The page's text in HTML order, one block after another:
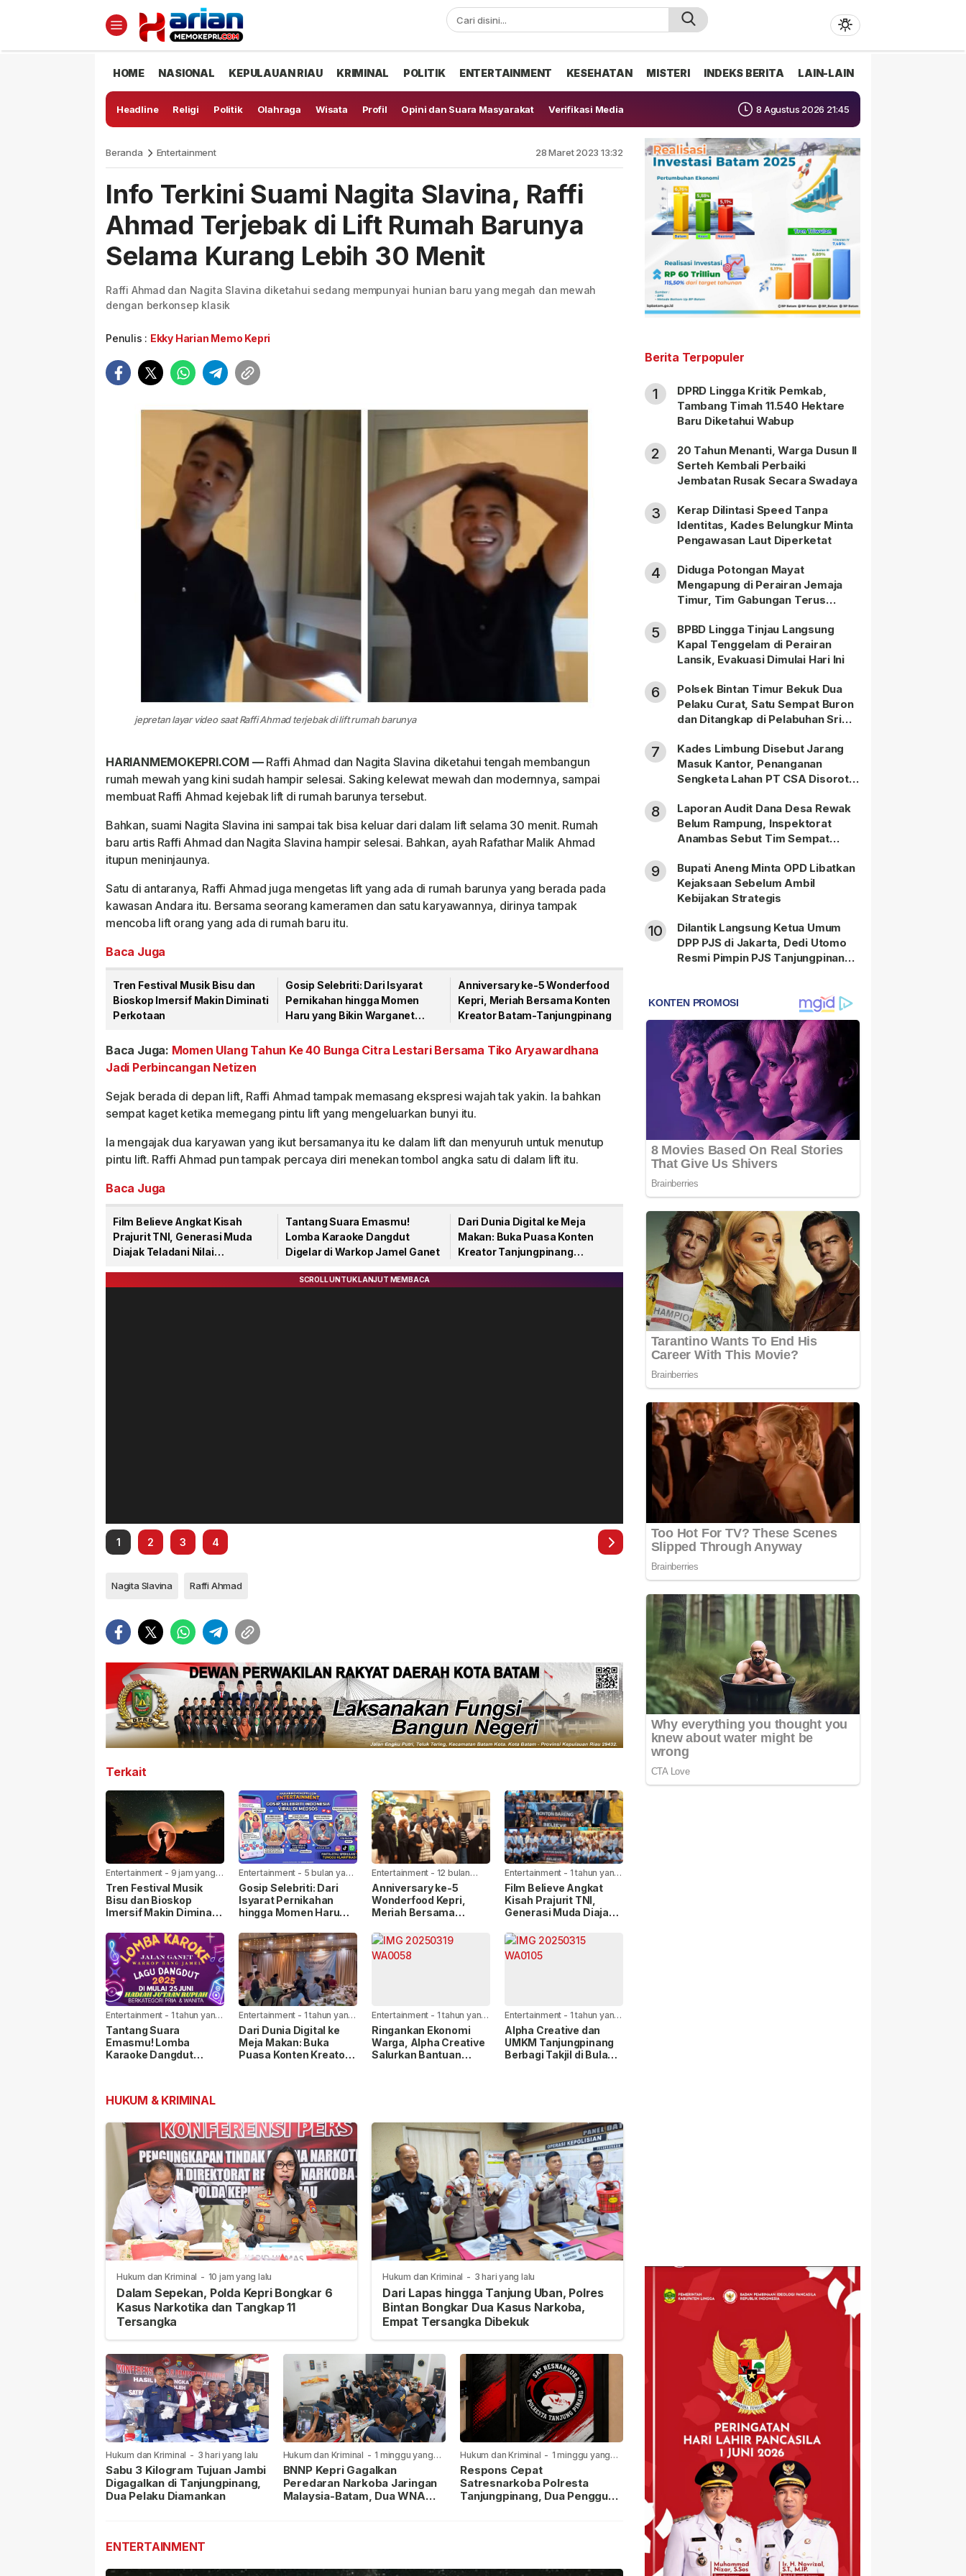
HOME NASIONAL KEPULAUAN RIAU KRIMINAL POLITIK ENTERTAINMENT KESEHATAN MISTERI INDEKS BERITA LAIN-LAIN
Headline Religi Politik Olahraga Wisata Profil Opini dan Suara Masyarakat Verifikasi Media 8 Agustus 2026 21:45
Beranda Entertainment 28 Maret 2023 13:32
Info Terkini Suami Nagita Slavina, Raffi
Ahmad Terjebak di Lift Rumah Barunya
Selama Kurang Lebih 30 Menit
Raffi Ahmad dan Nagita Slavina diketahui sedang mempunyai hunian baru yang megah dan mewah
dengan berkonsep klasik
Penulis : Ekky Harian Memo Kepri
jepretan layar video saat Raffi Ahmad terjebak di lift rumah barunya
HARIANMEMOKEPRI.COM —Raffi Ahmad dan Nagita Slavina diketahui tengah membangun
rumah mewah yang kini sudah hampir selesai. Saking kelewat mewah dan modernnya, sampai
membuat Raffi Ahmad kejebak lift di rumah barunya tersebut.
Bahkan, suami Nagita Slavina ini sampai tak bisa keluar dari dalam lift selama 30 menit. Rumah
baru artis Raffi Ahmad dan Nagita Slavina hampir selesai. Bahkan, ayah Rafathar Malik Ahmad
itupun meninjaunya.
Satu di antaranya, Raffi Ahmad juga mengetas lift yang ada di rumah barunya yang berada pada
kawasan Andara itu. Bersama seorang kameramen dan satu karyawannya, dirinya tampak
mencoba lift orang yang ada di rumah baru itu.
Baca Juga
Tren Festival Musik Bisu dan
Bioskop Imersif Makin Diminati
Perkotaan
Gosip Selebriti: Dari Isyarat
Pernikahan hingga Momen
Haru yang Bikin Warganet
Anniversary ke-5 Wonderfood
Kepri, Meriah Bersama Konten
Kreator Batam-Tanjungpinang
Baca Juga: Momen Ulang Tahun Ke 40 Bunga Citra Lestari Bersama Tiko Aryawardhana
Jadi Perbincangan Netizen
Sejak berada di depan lift, Raffi Ahmad tampak memasang ekspresi wajah tak yakin. Ia bahkan
sempat kaget ketika memegang pintu lift yang mengeluarkan bunyi itu.
Ia mengajak dua karyawan yang ikut bersamanya itu ke dalam lift dan menyuruh untuk menutup
pintu lift. Raffi Ahmad pun tampak percaya diri menekan tombol angka satu di dalam lift itu.
Baca Juga
Film Believe Angkat Kisah
Prajurit TNI, Generasi Muda
Diajak Teladani Nilai
Tantang Suara Emasmu!
Lomba Karaoke Dangdut
Digelar di Warkop Jamel Ganet
Dari Dunia Digital ke Meja
Makan: Buka Puasa Konten
Kreator Tanjungpinang
1 2 3 4
Nagita Slavina Raffi Ahmad
Terkait
Entertainment - 9 jam yang
lalu
Tren Festival Musik
Bisu dan Bioskop
Imersif Makin Diminati
Entertainment - 5 bulan yang
lalu
Gosip Selebriti: Dari
Isyarat Pernikahan
hingga Momen Haru
Berspekulasi
Entertainment - 12 bulan
yang lalu
Anniversary ke-5
Wonderfood Kepri,
Meriah Bersama
Tanjungpinang
Entertainment - 1 tahun yang
lalu
Film Believe Angkat
Kisah Prajurit TNI,
Generasi Muda Diajak
Keberanian
Entertainment - 1 tahun yang
lalu
Tantang Suara
Emasmu! Lomba
Karaoke Dangdut
Entertainment - 1 tahun yang
lalu
Dari Dunia Digital ke
Meja Makan: Buka
Puasa Konten Kreator
Entertainment - 1 tahun yang
lalu
Ringankan Ekonomi
Warga, Alpha Creative
Salurkan Bantuan
Entertainment - 1 tahun yang
lalu
Alpha Creative dan
UMKM Tanjungpinang
Berbagi Takjil di Bulan
HUKUM & KRIMINAL
Hukum dan Kriminal - 10 jam yang lalu
Dalam Sepekan, Polda Kepri Bongkar 6
Kasus Narkotika dan Tangkap 11
Tersangka
Hukum dan Kriminal - 3 hari yang lalu
Dari Lapas hingga Tanjung Uban, Polres
Bintan Bongkar Dua Kasus Narkoba,
Empat Tersangka Dibekuk
Hukum dan Kriminal - 3 hari yang lalu
Sabu 3 Kilogram Tujuan Jambi
Digagalkan di Tanjungpinang,
Dua Pelaku Diamankan
Hukum dan Kriminal - 1 minggu yang
lalu
BNNP Kepri Gagalkan
Peredaran Narkoba Jaringan
Malaysia-Batam, Dua WNA
Hukum dan Kriminal - 1 minggu yang
lalu
Respons Cepat
Satresnarkoba Polresta
Tanjungpinang, Dua Pengguna
ENTERTAINMENT
Berita Terpopuler
1
DPRD Lingga Kritik Pemkab,
Tambang Timah 11.540 Hektare
Baru Diketahui Wabup
2
20 Tahun Menanti, Warga Dusun II
Serteh Kembali Perbaiki
Jembatan Rusak Secara Swadaya
3
Kerap Dilintasi Speed Tanpa
Identitas, Kades Belungkur Minta
Pengawasan Laut Diperketat
4
Diduga Potongan Mayat
Mengapung di Perairan Jemaja
Timur, Tim Gabungan Terus
5
BPBD Lingga Tinjau Langsung
Kapal Tenggelam di Perairan
Lansik, Evakuasi Dimulai Hari Ini
6
Polsek Bintan Timur Bekuk Dua
Pelaku Curat, Satu Sempat Buron
dan Ditangkap di Pelabuhan Sri
7
Kades Limbung Disebut Jarang
Masuk Kantor, Penanganan
Sengketa Lahan PT CSA Disorot
8
Laporan Audit Dana Desa Rewak
Belum Rampung, Inspektorat
Anambas Sebut Tim Sempat
9
Bupati Aneng Minta OPD Libatkan
Kejaksaan Sebelum Ambil
Kebijakan Strategis
10
Dilantik Langsung Ketua Umum
DPP PJS di Jakarta, Dedi Utomo
Resmi Pimpin PJS Tanjungpinang-